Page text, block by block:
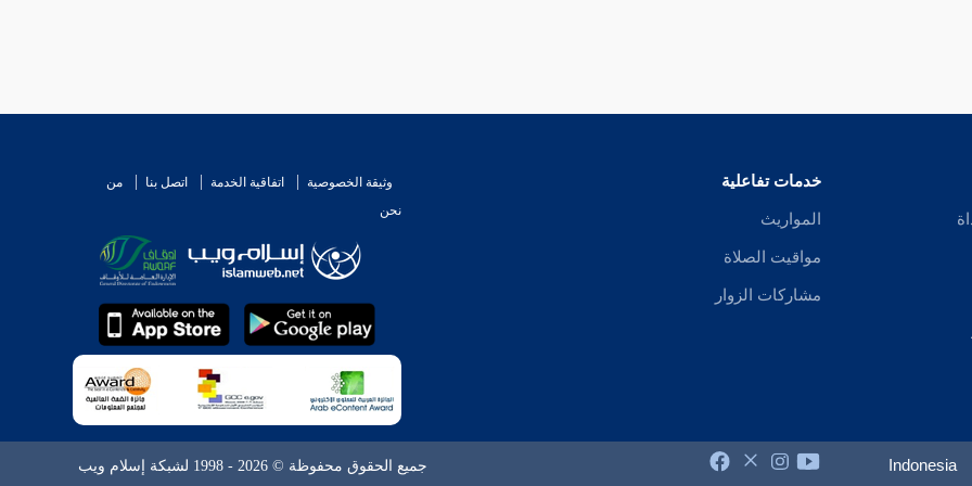
خدمات تفاعلية
المواريث
مواقيت الصلاة
مشاركات الزوار
وثيقة الخصوصية اتفاقية الخدمة اتصل بنا
من
نحن
Indonesia جميع الحقوق محفوظة © 2026 - 1998 لشبكة إسلام ويب